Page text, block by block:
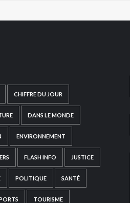
CHIFFRE DU JOUR
DANS LE MONDE
ENVIRONNEMENT
FLASH INFO JUSTICE
POLITIQUE SANTÉ
TOURISME